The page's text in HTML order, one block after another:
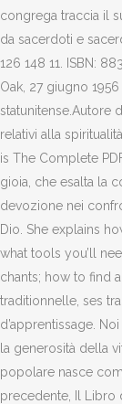
congrega traccia il
da sacerdoti e
126 148 11. ISBN:
Oak, 27 giugno
statunitense.Autore
relativi alla
is The Complete
gioia, che esalta la
devozione nei
Dio. She explains
what tools you’ll
chants; how to find
traditionnelle, ses
d’apprentissage.
la generosità della
popolare nasce
precedente, Il Libro